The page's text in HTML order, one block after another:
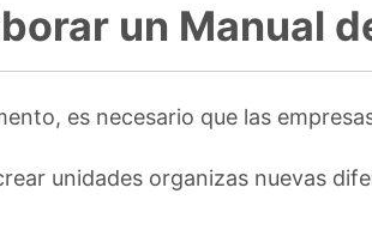
un Manual
es necesario que las
unidades organizas nuevas